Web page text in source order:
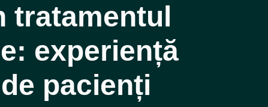
tratamentul
experiență
pacienți